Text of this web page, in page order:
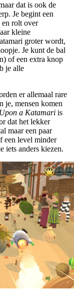
dat is ook de
Je begint een
en rolt over
kleine
groter wordt,
Je kunt de bal
of een extra knop
je alle
er allemaal rare
je, mensen komen
a Katamari is
dat het lekker
maar een paar
een level minder
iets anders kiezen.